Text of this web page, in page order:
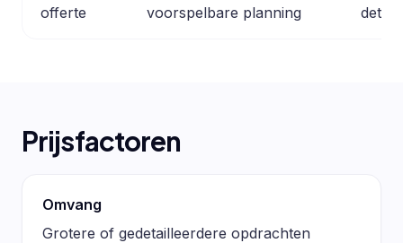
offerte
voorspelbare planning
Prijsfactoren
Omvang
Grotere of gedetailleerdere opdrachten